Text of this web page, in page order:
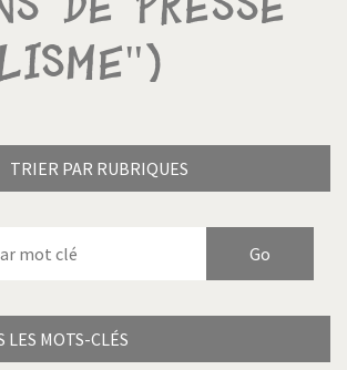
TRIER PAR RUBRIQUES
LES MOTS-CLÉS
Bienvenue en Italie
Catholique ou pas très?